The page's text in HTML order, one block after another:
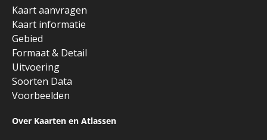
Kaart aanvragen
Kaart informatie
Gebied
Formaat & Detail
Uitvoering
Soorten Data
Voorbeelden
Over Kaarten en Atlassen